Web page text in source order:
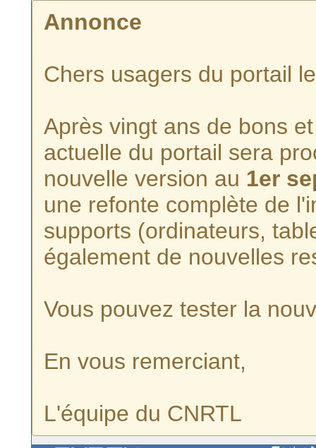
Annonce
Chers usagers du portail
Après vingt ans de bons
actuelle du portail sera
nouvelle version au 1er
une refonte complète de
supports (ordinateurs,
également de nouvelles
Vous pouvez tester la
En vous remerciant,
L'équipe du CNRTL